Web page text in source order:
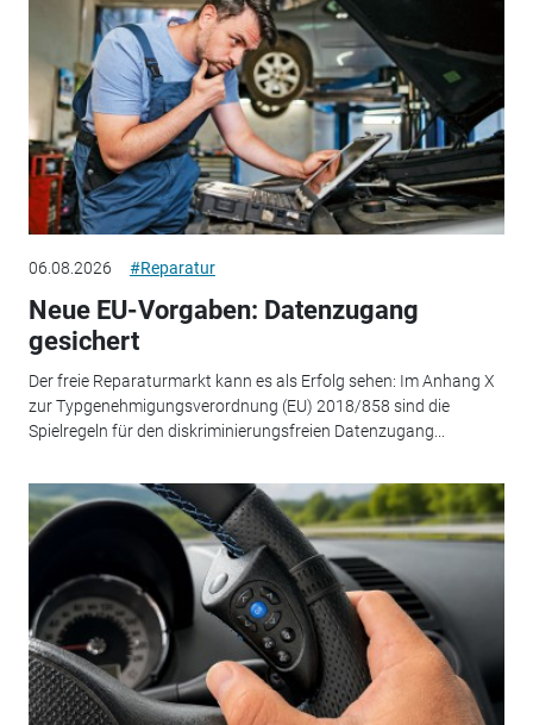
06.08.2026 #Reparatur
Neue EU-Vorgaben: Datenzugang
gesichert
Der freie Reparaturmarkt kann es als Erfolg sehen: Im Anhang X
zur Typgenehmigungsverordnung (EU) 2018/858 sind die
Spielregeln für den diskriminierungsfreien Datenzugang...